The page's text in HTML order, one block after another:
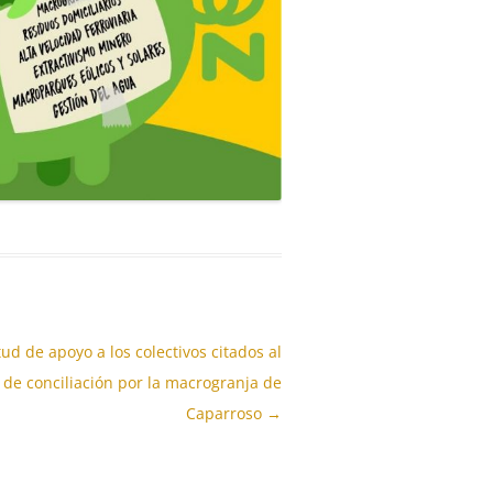
de apoyo a los colectivos citados al
de conciliación por la macrogranja de
Caparroso →